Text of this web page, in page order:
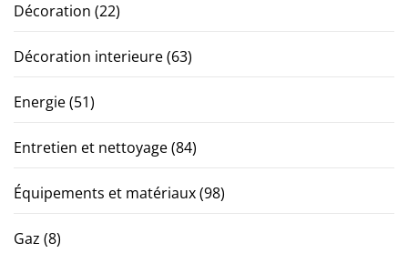
Décoration (22)
Décoration interieure(63)
Energie(51)
Entretien et nettoyage(84)
Équipements et matériaux(98)
Gaz (8)